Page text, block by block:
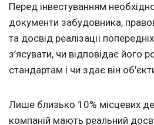
Перед інвестуванням
документи забудовника,
та досвід реалізації
з’ясувати, чи відповідає його
стандартам і чи здає він
Лише близько 10% місцевих
компаній мають реальний